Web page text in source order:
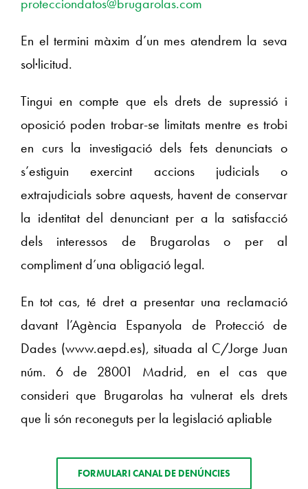
En el termini màxim d’un mes atendrem la seva
sol·licitud.
Tingui en compte que els drets de supressió i
oposició poden trobar-se limitats mentre es trobi
en curs la investigació dels fets denunciats o
s’estiguin exercint accions judicials o
extrajudicials sobre aquests, havent de conservar
la identitat del denunciant per a la satisfacció
dels interessos de Brugarolas o per al
compliment d’una obligació legal.
En tot cas, té dret a presentar una reclamació
davant l’Agència Espanyola de Protecció de
Dades (www.aepd.es), situada al C/Jorge Juan
núm. 6 de 28001 Madrid, en el cas que
consideri que Brugarolas ha vulnerat els drets
que li són reconeguts per la legislació apliable
FORMULARI CANAL DE DENÚNCIES